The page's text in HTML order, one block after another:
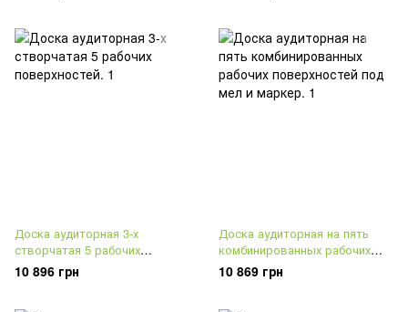
Доска аудиторная 3-х
створчатая 5 рабочих
поверхностей.
10 896 грн
Доска аудиторная на пять
комбинированных рабочих
поверхностей под мел и
маркер.
10 869 грн